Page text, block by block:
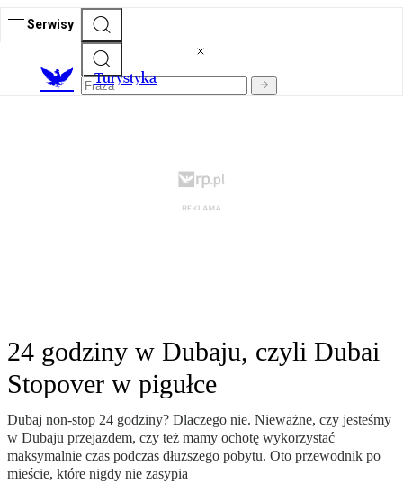
Serwisy
Turystyka
24 godziny w Dubaju, czyli Dubai
Stopover w pigułce
Dubaj non-stop 24 godziny? Dlaczego nie. Nieważne, czy jesteśmy
w Dubaju przejazdem, czy też mamy ochotę wykorzystać
maksymalnie czas podczas dłuższego pobytu. Oto przewodnik po
mieście, które nigdy nie zasypia